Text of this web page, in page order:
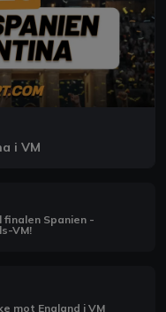
i VM
Spanien -
VM!
mot England i VM